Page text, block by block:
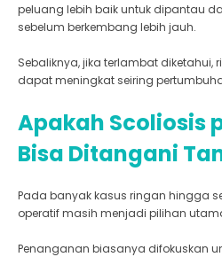
peluang lebih baik untuk dipantau
sebelum berkembang lebih jauh.
Sebaliknya, jika terlambat diketahui,
dapat meningkat seiring
Apakah Scoliosis
Bisa Ditangani
Pada banyak kasus ringan hingga
operatif masih menjadi pilihan
Penanganan biasanya difokuskan